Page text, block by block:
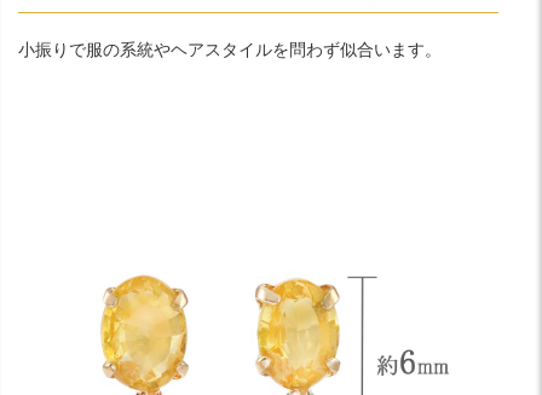
小振りで服の系統やヘアスタイルを問わず似合います。